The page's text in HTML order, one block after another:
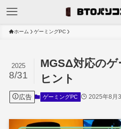
ホーム ゲーミングPC
MGSΔ対応の
ヒント
2025
8/31
広告 ゲーミングPC 2025年8月